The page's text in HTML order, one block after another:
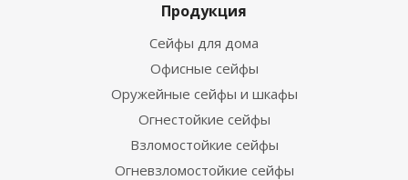
Продукция
Сейфы для дома
Офисные сейфы
Оружейные сейфы и шкафы
Огнестойкие сейфы
Взломостойкие сейфы
Огневзломостойкие сейфы